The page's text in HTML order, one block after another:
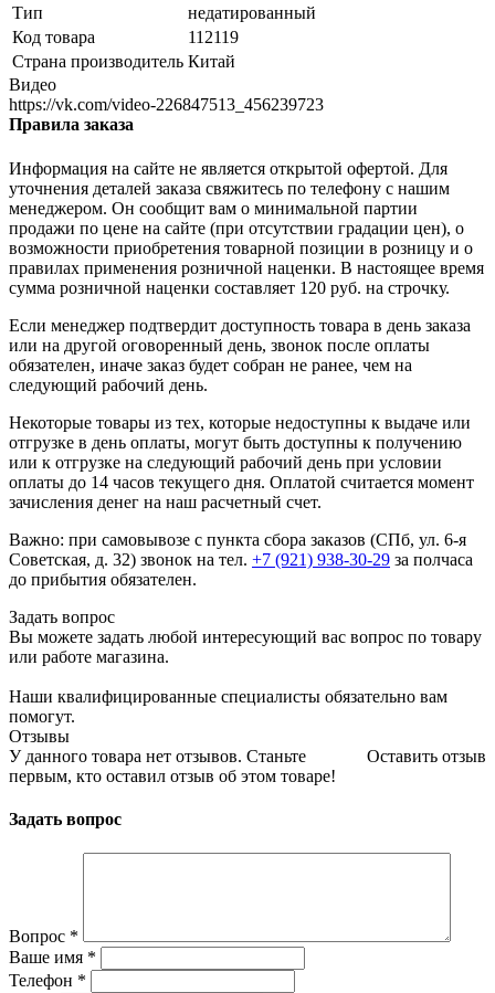
Тип
недатированный
Код товара
112119
Страна производитель Китай
Видео
https://vk.com/video-226847513_456239723
Правила заказа
Информация на сайте не является открытой офертой. Для
уточнения деталей заказа свяжитесь по телефону с нашим
менеджером. Он сообщит вам о минимальной партии
продажи по цене на сайте (при отсутствии градации цен), о
возможности приобретения товарной позиции в розницу и о
правилах применения розничной наценки. В настоящее время
сумма розничной наценки составляет 120 руб. на строчку.
Если менеджер подтвердит доступность товара в день заказа
или на другой оговоренный день, звонок после оплаты
обязателен, иначе заказ будет собран не ранее, чем на
следующий рабочий день.
Некоторые товары из тех, которые недоступны к выдаче или
отгрузке в день оплаты, могут быть доступны к получению
или к отгрузке на следующий рабочий день при условии
оплаты до 14 часов текущего дня. Оплатой считается момент
зачисления денег на наш расчетный счет.
Важно: при самовывозе с пункта сборa заказов (СПб, ул. 6-я
Советская, д. 32) звонок на тел. +7 (921) 938-30-29 за полчаса
до прибытия обязателен.
Задать вопрос
Вы можете задать любой интересующий вас вопрос по товару
или работе магазина.
Наши квалифицированные специалисты обязательно вам
помогут.
Отзывы
Оставить отзыв
У данного товара нет отзывов. Станьте
первым, кто оставил отзыв об этом товаре!
Задать вопрос
Вопрос *
Ваше имя *
Телефон *